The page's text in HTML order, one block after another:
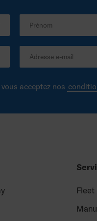
acceptez nos
Fleet